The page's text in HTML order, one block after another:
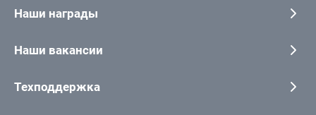
Наши награды
Наши вакансии
Техподдержка